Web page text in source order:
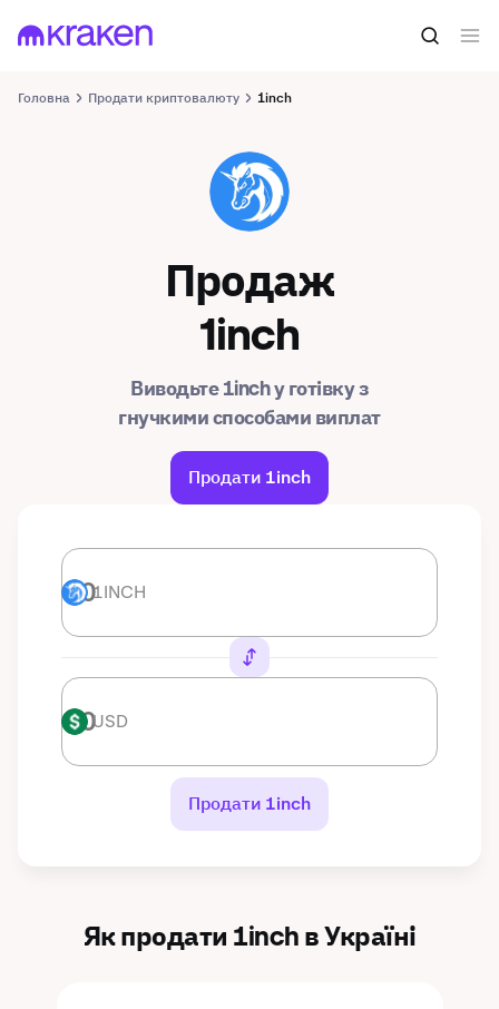
Головна Продати криптовалюту 1inch
1INCH
Продаж
1inch
Виводьте 1inch у готівку з
гнучкими способами виплат
Продати 1inch
1INCH 1INCH
USD USD
Продати 1inch
Як продати 1inch в Україні